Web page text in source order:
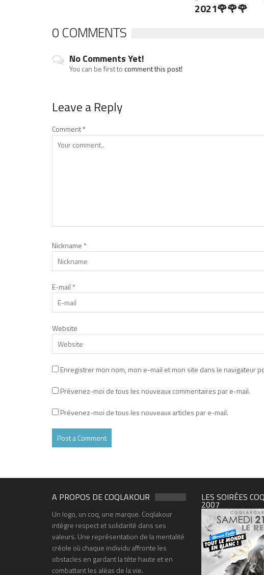
2021🌹🌹🌹
0 COMMENTS
No Comments Yet!
You can be first tocomment this post!
Leave a Reply
Comment*
Nickname *
E-mail *
Website
Enregistrer mon nom, mon e-mail et mon site dans le navigateur
Prévenez-moi de tous les nouveaux commentaires par e-mail.
Prévenez-moi de tous les nouveaux articles par e-mail.
A PROPOS DE COQLAKOUR
Un logo, un coq, une marque. Coqlakour
intègre respect et solidarité dans ses
valeurs. Une représentation de la mentalité
créole où chaque individu affronte les
obstacles en gardant la tête haute et en
combattant les aléas de la vie.
LES SOIRÉES
2007